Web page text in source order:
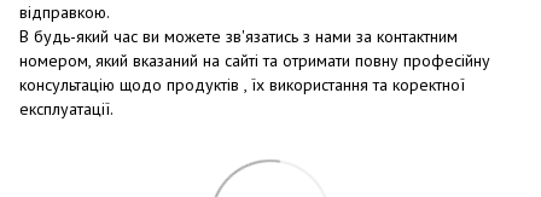
відправкою.
В будь-який час ви можете зв'язатись з нами за контактним
номером, який вказаний на сайті та отримати повну професійну
консультацію щодо продуктів , їх використання та коректної
експлуатації.